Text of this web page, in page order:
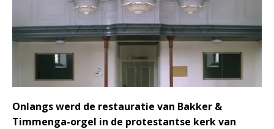
Onlangs werd de restauratie van Bakker &
Timmenga-orgel in de protestantse kerk van